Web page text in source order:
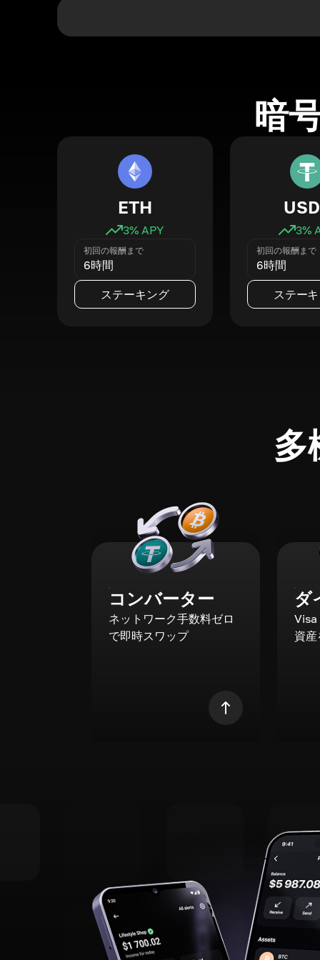
暗
ETH
3% APY
初回の報酬まで
6時間
ステーキング
3%
初回の報酬まで
6時間
ステー
多
コンバーター
ネットワーク手数料ゼロ
で即時スワップ
ダ
資